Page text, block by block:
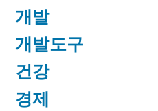
개발
개발도구
건강
경제